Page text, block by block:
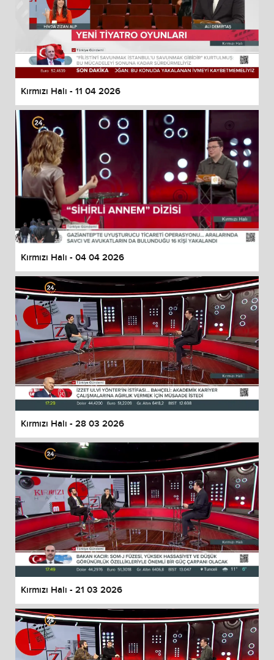
Kırmızı Halı - 11 04 2026
Kırmızı Halı - 04 04 2026
Kırmızı Halı - 28 03 2026
Kırmızı Halı - 21 03 2026